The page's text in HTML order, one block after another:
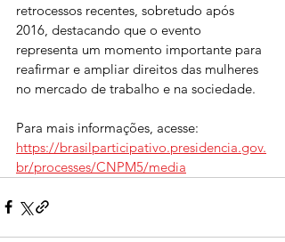
retrocessos recentes, sobretudo após
2016, destacando que o evento
representa um momento importante para
reafirmar e ampliar direitos das mulheres
no mercado de trabalho e na sociedade.
Para mais informações, acesse:
https://brasilparticipativo.presidencia.gov.
br/processes/CNPM5/media